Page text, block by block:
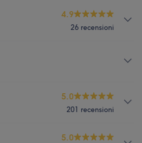
4.9
26 recensioni
5.0
201 recensioni
5.0